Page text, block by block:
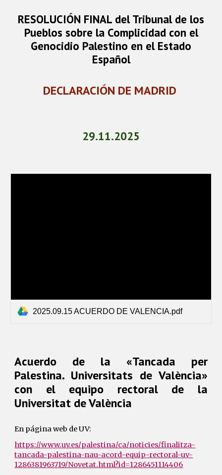
RESOLUCIÓN FINAL del Tribunal de los
Pueblos sobre la Complicidad con el
Genocidio Palestino en el Estado
Español
DECLARACIÓN DE MADRID
29.11.2025
2025.09.15 ACUERDO DE VALENCIA.pdf
Acuerdo de la «Tancada per
Palestina. Universitats de València»
con el equipo rectoral de la
Universitat de València
En página web de UV:
https://www.uv.es/palestina/ca/noticies/finalitza-
tancada-palestina-nau-acord-equip-rectoral-uv-
1286381963719/Novetat.html?id=1286451114406